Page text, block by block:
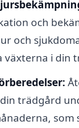
och
och
växterna i din
trädgård
som